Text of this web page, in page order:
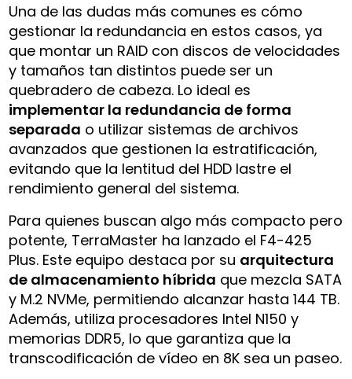
Una de las dudas más comunes es cómo
gestionar la redundancia en estos casos, ya
que montar un RAID con discos de velocidades
y tamaños tan distintos puede ser un
quebradero de cabeza. Lo ideal es
implementar la redundancia de forma
separada o utilizar sistemas de archivos
avanzados que gestionen la estratificación,
evitando que la lentitud del HDD lastre el
rendimiento general del sistema.
Para quienes buscan algo más compacto pero
potente, TerraMaster ha lanzado el F4-425
Plus. Este equipo destaca por su arquitectura
de almacenamiento híbrida que mezcla SATA
y M.2 NVMe, permitiendo alcanzar hasta 144 TB.
Además, utiliza procesadores Intel N150 y
memorias DDR5, lo que garantiza que la
transcodificación de vídeo en 8K sea un paseo.